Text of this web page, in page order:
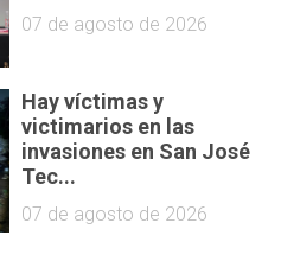
07 de agosto de 2026
Hay víctimas y
victimarios en las
invasiones en San José
Tec...
07 de agosto de 2026